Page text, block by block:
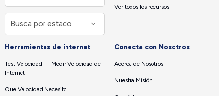
Ver todos los recursos
Herramientas de internet
Test Velocidad — Medir Velocidad de
Internet
Que Velocidad Necesito
Conecta con Nosotros
Acerca de Nosotros
Nuestra Misión